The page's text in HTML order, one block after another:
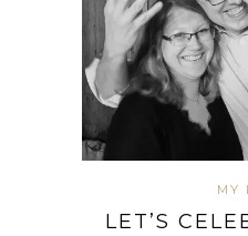
MY
LET’S